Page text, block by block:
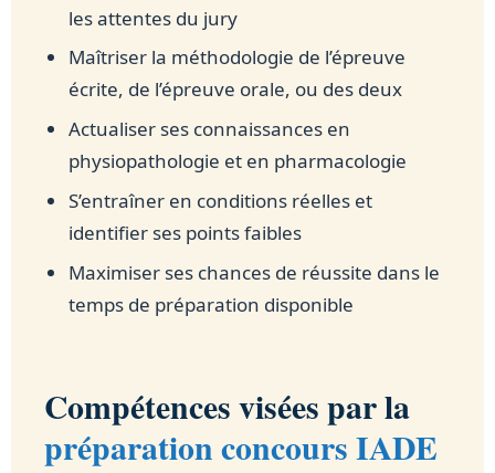
les attentes du jury
Maîtriser la méthodologie de l’épreuve
écrite, de l’épreuve orale, ou des deux
Actualiser ses connaissances en
physiopathologie et en pharmacologie
S’entraîner en conditions réelles et
identifier ses points faibles
Maximiser ses chances de réussite dans le
temps de préparation disponible
Compétences visées par la
préparation concours IADE